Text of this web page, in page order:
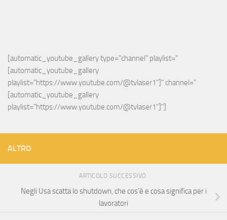
[automatic_youtube_gallery type="channel" playlist="
[automatic_youtube_gallery
playlist="https://www.youtube.com/@tvlaser1"]" channel="
[automatic_youtube_gallery
playlist="https://www.youtube.com/@tvlaser1"]"]
ALTRO
ARTICOLO SUCCESSIVO
Negli Usa scatta lo shutdown, che cos’è e cosa significa per i
lavoratori